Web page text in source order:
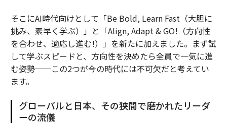
そこにAI時代向けとして「Be Bold, Learn Fast（大胆に
挑み、素早く学ぶ）」と「Align, Adapt & GO!（方向性
を合わせ、適応し進む!）」を新たに加えました。まず試
して学ぶスピードと、方向性を決めたら全員で一気に進
む姿勢──この2つが今の時代には不可欠だと考えてい
ます。
グローバルと日本、その狭間で磨かれたリーダ
ーの流儀